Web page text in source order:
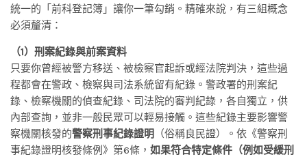
統一的「前科登記簿」讓你一筆勾銷。精確來說，有三組概念
必須釐清：
（1）刑案紀錄與前案資料
只要你曾經被警方移送、被檢察官起訴或經法院判決，這些過
程都會在警政、檢察與司法系統留有紀錄。警政署的刑案紀
錄、檢察機關的偵查紀錄、司法院的審判紀錄，各自獨立，供
內部查詢，並非一般民眾可以輕易接觸。這些紀錄主要影響警
察機關核發的警察刑事紀錄證明
（俗稱良民證）。依《警察刑
事紀錄證明核發條例》第6條， 如果符合特定條件（例如受緩刑